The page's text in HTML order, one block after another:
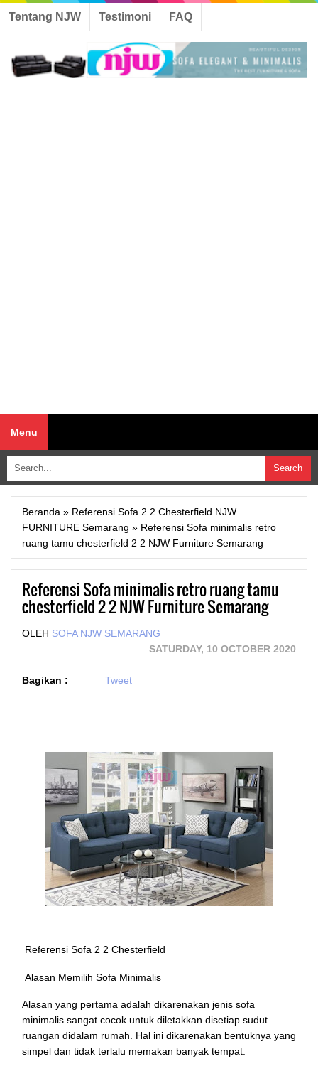
Tentang NJW Testimoni FAQ
Menu
Beranda » Referensi Sofa 2 2 Chesterfield NJW
FURNITURE Semarang » Referensi Sofa minimalis retro
ruang tamu chesterfield 2 2 NJW Furniture Semarang
Referensi Sofa minimalis retro ruang tamu
chesterfield 2 2 NJW Furniture Semarang
OLEH SOFA NJW SEMARANG
SATURDAY, 10 OCTOBER 2020
Bagikan : Tweet
Referensi Sofa 2 2 Chesterfield
Alasan Memilih Sofa Minimalis
Alasan yang pertama adalah dikarenakan jenis sofa
minimalis sangat cocok untuk diletakkan disetiap sudut
ruangan didalam rumah. Hal ini dikarenakan bentuknya yang
simpel dan tidak terlalu memakan banyak tempat.